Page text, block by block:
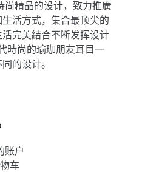
尚精品的设计，致力推廣
活方式，集合最顶尖的
完美結合不断发挥设计
時尚的瑜珈朋友耳目一
的设计。
账户
车